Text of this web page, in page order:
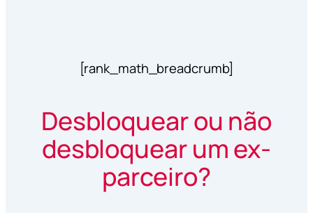
[rank_math_breadcrumb]
Desbloquear ou não
desbloquear um ex-
parceiro?